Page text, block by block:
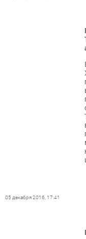
05 декабря 2016, 17:41